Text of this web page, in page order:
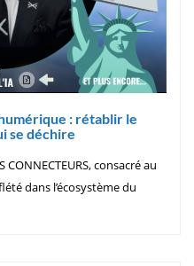
: rétablir le
se déchire
consacré au
dans l’écosystème du